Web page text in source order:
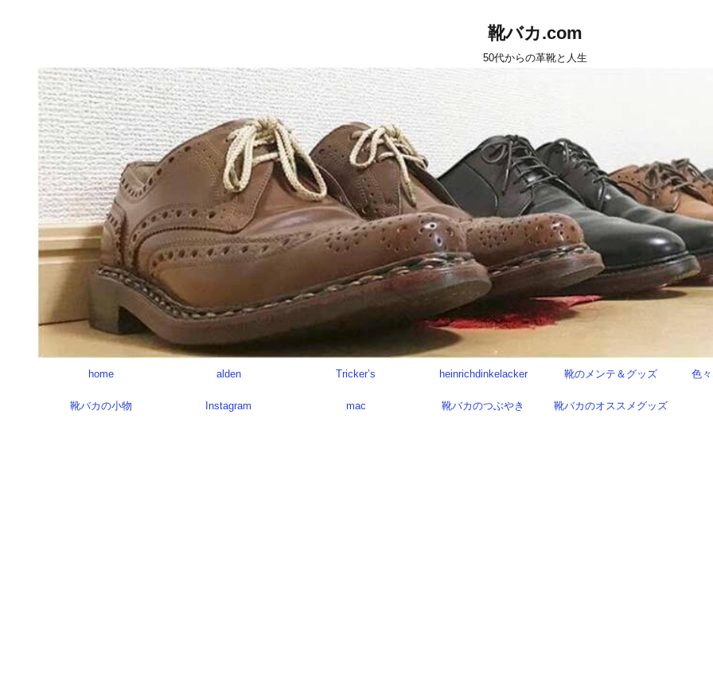
靴バカ.com
50代からの革靴と人生
home alden Tricker’s heinrichdinkelacker 靴のメンテ＆グッズ 色
靴バカの小物 Instagram mac 靴バカのつぶやき 靴バカのオススメグッズ